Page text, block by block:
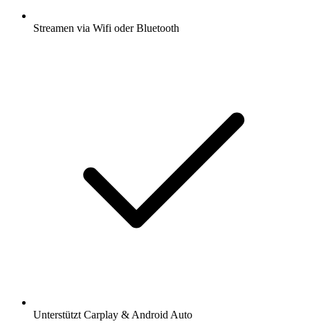
Streamen via Wifi oder Bluetooth
Unterstützt Carplay & Android Auto